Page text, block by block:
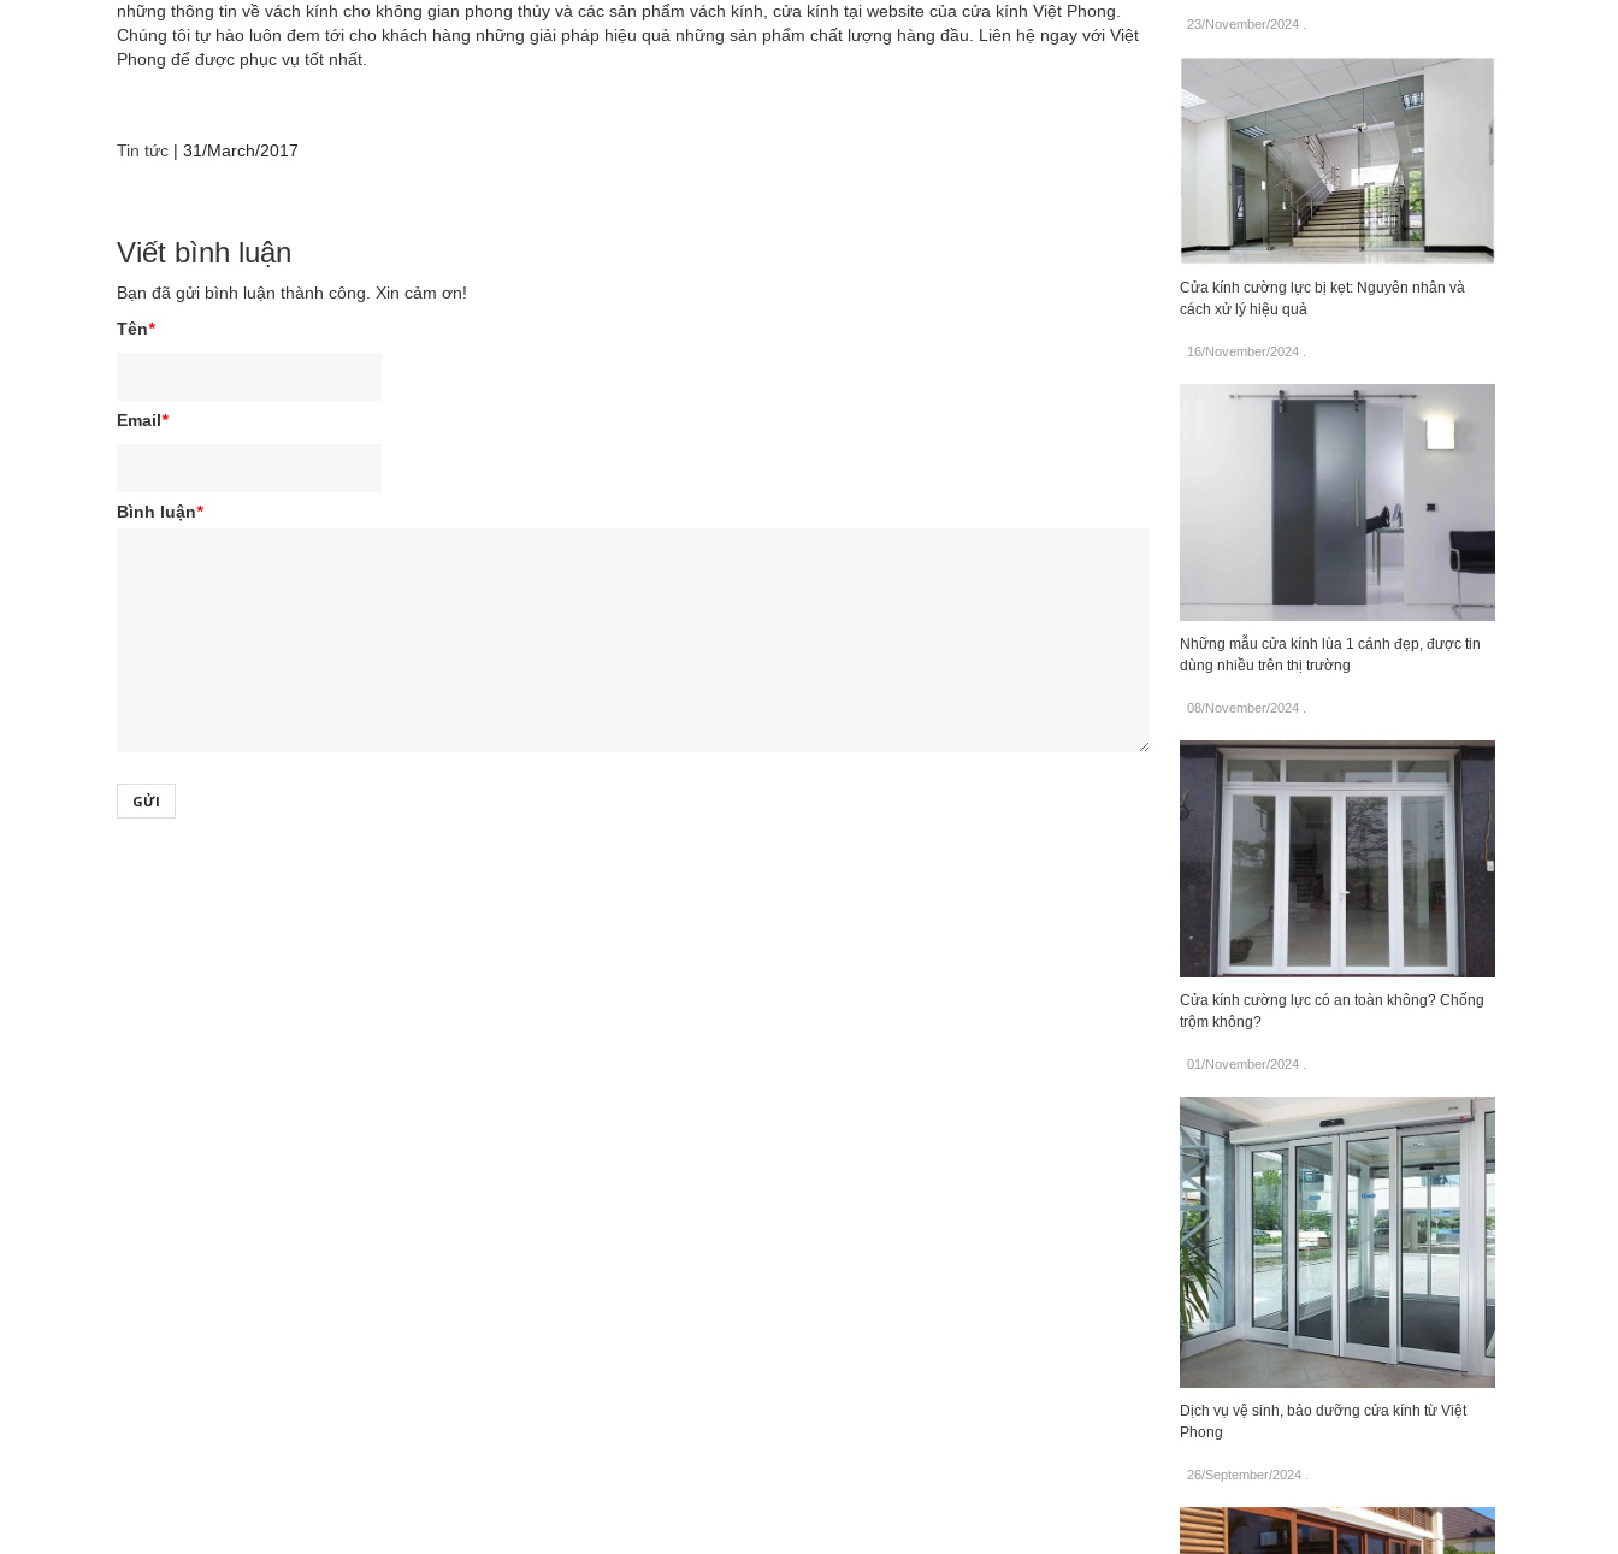
những thông tin về vách kính cho không gian phong thủy và các sản phẩm vách kính, cửa kính tại website của cửa kính Việt Phong.
Chúng tôi tự hào luôn đem tới cho khách hàng những giải pháp hiệu quả những sản phẩm chất lượng hàng đầu. Liên hệ ngay với Việt
Phong để được phục vụ tốt nhất.
Tin tức | 31/March/2017
Viết bình luận
Bạn đã gửi bình luận thành công. Xin cảm ơn!
Tên*
Email*
Bình luận*
GỬI
23/November/2024.
Cửa kính cường lực bị kẹt: Nguyên nhân và
cách xử lý hiệu quả
16/November/2024.
Những mẫu cửa kính lùa 1 cánh đẹp, được tin
dùng nhiều trên thị trường
08/November/2024.
Cửa kính cường lực có an toàn không? Chống
trộm không?
01/November/2024.
Dịch vụ vệ sinh, bảo dưỡng cửa kính từ Việt
Phong
26/September/2024.